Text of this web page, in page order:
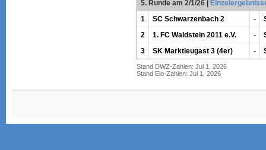
5. Runde am 2/1/26|
1
SC Schwarzenbach 2 -
2
1. FC Waldstein 2011 e.V. -
3
SK Marktleugast 3 (4er) -
Stand DWZ-Zahlen: Jul 1, 2026
Stand Elo-Zahlen: Jul 1, 2026